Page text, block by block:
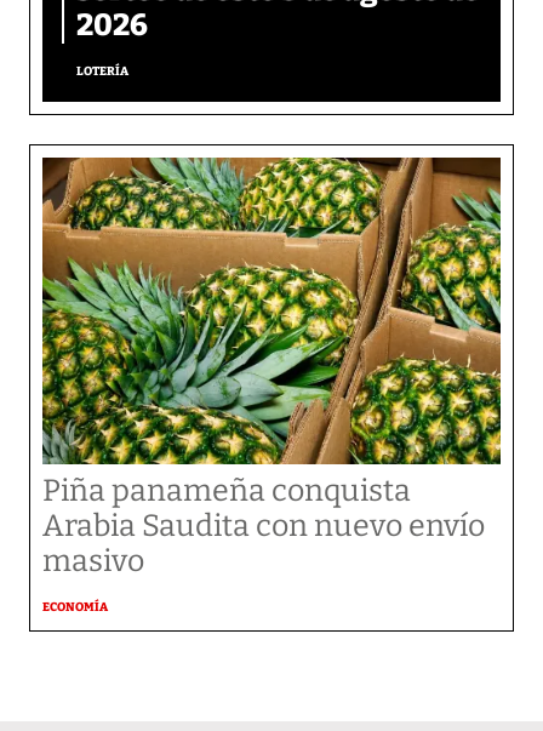
2026
LOTERÍA
Piña panameña conquista
Arabia Saudita con nuevo envío
masivo
ECONOMÍA